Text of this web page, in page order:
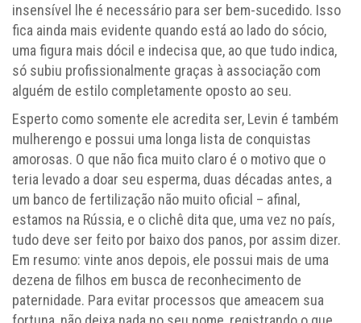
insensível lhe é necessário para ser bem-sucedido. Isso
fica ainda mais evidente quando está ao lado do sócio,
uma figura mais dócil e indecisa que, ao que tudo indica,
só subiu profissionalmente graças à associação com
alguém de estilo completamente oposto ao seu.
Esperto como somente ele acredita ser, Levin é também
mulherengo e possui uma longa lista de conquistas
amorosas. O que não fica muito claro é o motivo que o
teria levado a doar seu esperma, duas décadas antes, a
um banco de fertilização não muito oficial – afinal,
estamos na Rússia, e o clichê dita que, uma vez no país,
tudo deve ser feito por baixo dos panos, por assim dizer.
Em resumo: vinte anos depois, ele possui mais de uma
dezena de filhos em busca de reconhecimento de
paternidade. Para evitar processos que ameacem sua